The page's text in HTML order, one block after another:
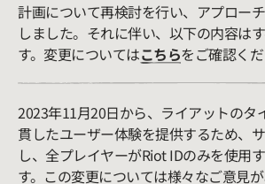
計画について再検討を行い、アプロー
しました。それに伴い、以下の内容は
す。変更についてはこちらをご確認くだ
2023年11月20日から、ライアットのタ
貫したユーザー体験を提供するため、
し、全プレイヤーがRiot IDのみを使用
す。この変更については様々なご意見が